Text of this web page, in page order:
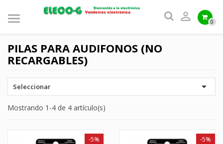
 0
PILAS PARA AUDIFONOS (NO
RECARGABLES)
Seleccionar 
Mostrando 1-4 de 4 artículo(s)
-5% -5%